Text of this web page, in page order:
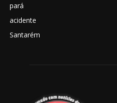
pará
acidente
Santarém